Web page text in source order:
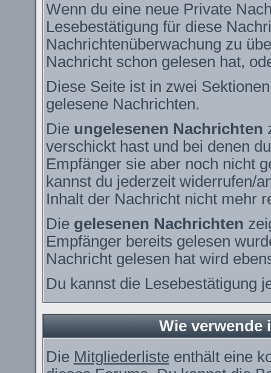
Wenn du eine neue Private
Lesebestätigung für diese
Nachrichtenüberwachung zu
Nachricht schon gelesen hat,
Diese Seite ist in zwei
gelesene Nachrichten.
Die ungelesenen Nachrichten
verschickt hast und bei denen
Empfänger sie aber noch nicht
kannst du jederzeit widerrufen/
Inhalt der Nachricht nicht mehr
Die gelesenen Nachrichten
Empfänger bereits gelesen
Nachricht gelesen hat wird
Du kannst die Lesebestätigung
Wie verwende
Die Mitgliederlisteenthält eine